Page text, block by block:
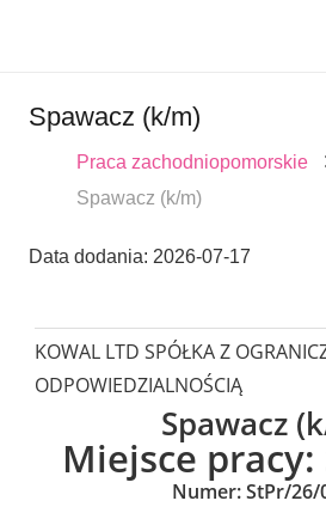
Spawacz (k/m)
Praca zachodniopomorskie
Spawacz (k/m)
Data dodania: 2026-07-17
KOWAL LTD SPÓŁKA Z
ODPOWIEDZIALNOŚCIĄ
Spawacz
Miejsce pracy:
Numer: StPr/26/